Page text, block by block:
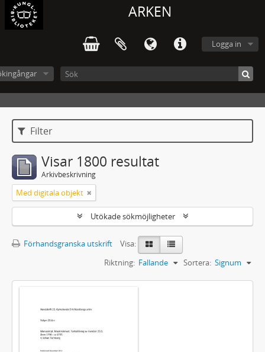
ARKEN
Logga in
Filter
Visar 1800 resultat
Arkivbeskrivning
Med digitala objekt
Utökade sökmöjligheter
Förhandsgranska utskrift
Visa:
Sortera: Signum
Riktning: Fallande